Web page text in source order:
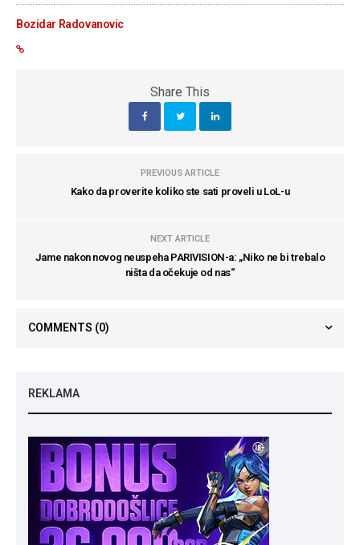
Bozidar Radovanovic
Share This
PREVIOUS ARTICLE
Kako da proverite koliko ste sati proveli u LoL-u
NEXT ARTICLE
Jame nakon novog neuspeha PARIVISION-a: „Niko ne bi trebalo
ništa da očekuje od nas“
COMMENTS (0)
REKLAMA